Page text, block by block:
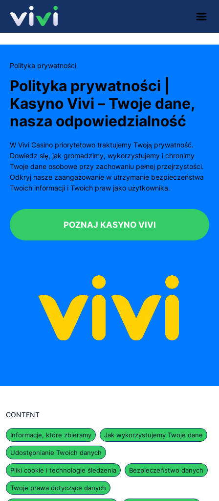
Polityka prywatności
Polityka prywatności |
Kasyno Vivi – Twoje dane,
nasza odpowiedzialność
W Vivi Casino priorytetowo traktujemy Twoją prywatność.
Dowiedz się, jak gromadzimy, wykorzystujemy i chronimy
Twoje dane osobowe przy zachowaniu pełnej przejrzystości.
Odkryj nasze zaangażowanie w utrzymanie bezpieczeństwa
Twoich informacji i Twoich praw jako użytkownika.
POZNAJ KASYNO VIVI
CONTENT
Informacje, które zbieramy Jak wykorzystujemy Twoje dane
Udostępnianie Twoich danych
Pliki cookie i technologie śledzenia Bezpieczeństwo danych
Twoje prawa dotyczące danych